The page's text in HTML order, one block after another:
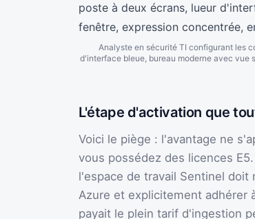
Analyste en sécurité TI configurant les
d'interface bleue, bureau moderne avec vue
L'étape d'activation que
Voici le piège : l'avantage ne
vous possédez des licences
l'espace de travail Sentinel doit
Azure et explicitement adhérer
payait le plein tarif d'ingestion